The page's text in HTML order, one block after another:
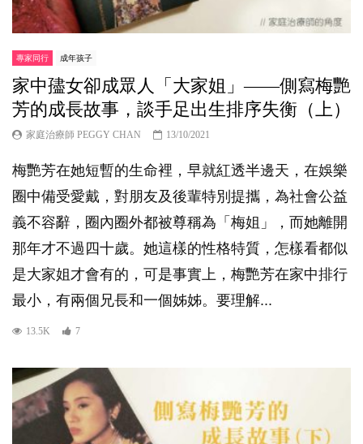
專家同行 成年孩子
家中孻女卻成眾人「大家姐」——側寫梅艷
芳的成長故事，談手足出生排序失衡（上）
家庭治療師 PEGGY CHAN 13/10/2021
梅艷芳在她短暫的生命裡，早就紅透半邊天，在娛樂
圈中備受愛戴，對朋友及後輩特別提攜，為社會公益
義不容辭，圈內圈外都被尊稱為「梅姐」，而她離開
那年才不過四十歲。她這樣的性格特質，怎樣看都似
是大家姐才會有的，可是事實上，梅艷芳在家中排行
最小，有兩個兄長和一個姊姊。要理解...
13.5K 7